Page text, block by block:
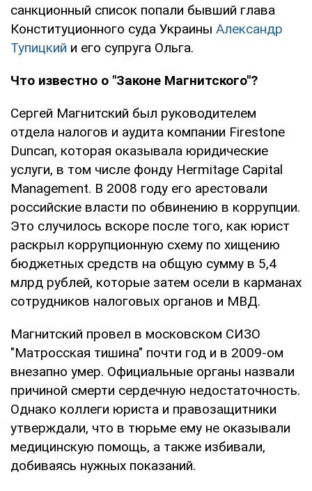
санкционный список попали бывший глава
Конституционного суда Украины Александр
Тупицкий и его супруга Ольга.
Что известно о "Законе Магнитского"?
Сергей Магнитский был руководителем
отдела налогов и аудита компании Firestone
Duncan, которая оказывала юридические
услуги, в том числе фонду Hermitage Capital
Management. В 2008 году его арестовали
российские власти по обвинению в коррупции.
Это случилось вскоре после того, как юрист
раскрыл коррупционную схему по хищению
бюджетных средств на общую сумму в 5,4
млрд рублей, которые затем осели в карманах
сотрудников налоговых органов и МВД.
Магнитский провел в московском СИЗО
"Матросская тишина" почти год и в 2009-ом
внезапно умер. Официальные органы назвали
причиной смерти сердечную недостаточность.
Однако коллеги юриста и правозащитники
утверждали, что в тюрьме ему не оказывали
медицинскую помощь, а также избивали,
добиваясь нужных показаний.